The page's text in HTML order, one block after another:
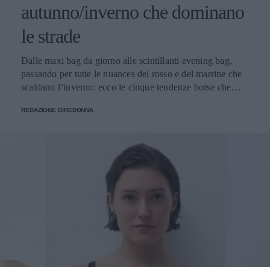
autunno/inverno che dominano
le strade
Dalle maxi bag da giorno alle scintillanti evening bag,
passando per tutte le nuances del rosso e del marrine che
scaldano l’inverno: ecco le cinque tendenze borse che
REDAZIONE DIREDONNA